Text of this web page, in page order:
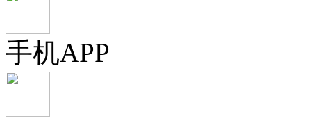
手机APP